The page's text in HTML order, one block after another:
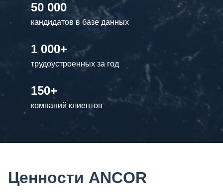
50 000
кандидатов в базе данных
1 000+
трудоустроенных за год
150+
компаний клиентов
Ценности ANCOR